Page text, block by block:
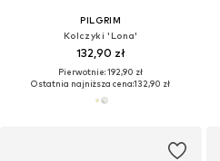
PILGRIM
Kolczyki 'Lona'
132,90 zł
Pierwotnie: 192,90 zł
Ostatnia najniższa cena:132,90 zł